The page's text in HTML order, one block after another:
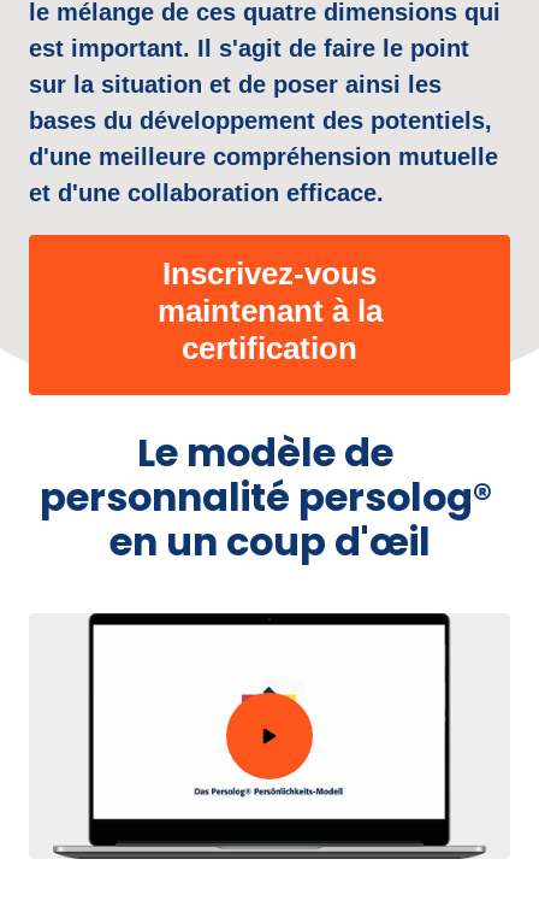
le mélange de ces quatre dimensions
est important. Il s'agit de faire le
sur la situation et de poser ainsi
bases du développement des
d'une meilleure compréhension
et d'une collaboration efficace.
Inscrivez-vous
maintenant à la
certification
Le modèle
personnalité
en un coup d'œil